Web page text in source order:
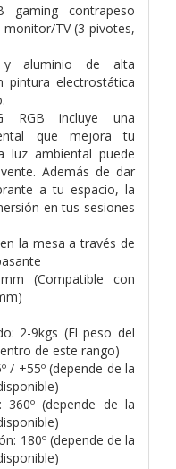
gaming contrapeso
TV (3 pivotes,
y aluminio de alta
pintura electrostática
RGB incluye una
que mejora tu
luz ambiental puede
Además de dar
a tu espacio, la
en tus sesiones
la mesa a través de
(Compatible con
2-9kgs (El peso del
de este rango)
/ +55º (depende de la
(depende de la
180º (depende de la